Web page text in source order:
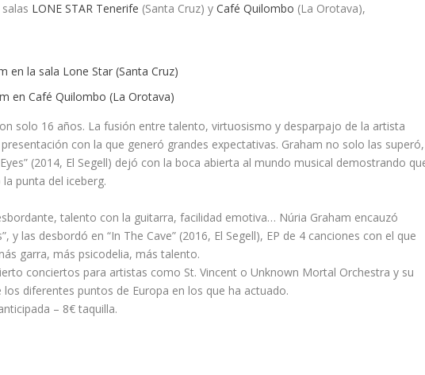
LONE STAR Tenerife (Santa Cruz) yCafé Quilombo (La Orotava),
en la sala Lone Star (Santa Cruz)
en Café Quilombo (La Orotava)
solo 16 años. La fusión entre talento, virtuosismo y desparpajo de la artista
con la que generó grandes expectativas. Graham no solo las superó,
(2014, El Segell) dejó con la boca abierta al mundo musical demostrando
punta del iceberg.
talento con la guitarra, facilidad emotiva… Núria Graham encauzó
y las desbordó en “In The Cave” (2016, El Segell), EP de 4 canciones con el que
garra, más psicodelia, más talento.
conciertos para artistas como St. Vincent o Unknown Mortal Orchestra y su
diferentes puntos de Europa en los que ha actuado.
– 8€ taquilla.